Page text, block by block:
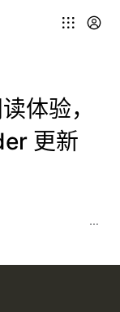
体验，
更新